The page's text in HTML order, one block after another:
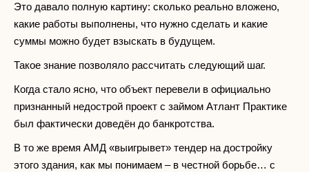
Это давало полную картину: сколько реально вложено,
какие работы выполнены, что нужно сделать и какие
суммы можно будет взыскать в будущем.
Такое знание позволяло рассчитать следующий шаг.
Когда стало ясно, что объект перевели в официально
признанный недострой проект с займом Атлант Практике
был фактически доведён до банкротства.
В то же время АМД «выигрывет» тендер на достройку
этого здания, как мы понимаем – в честной борьбе… с